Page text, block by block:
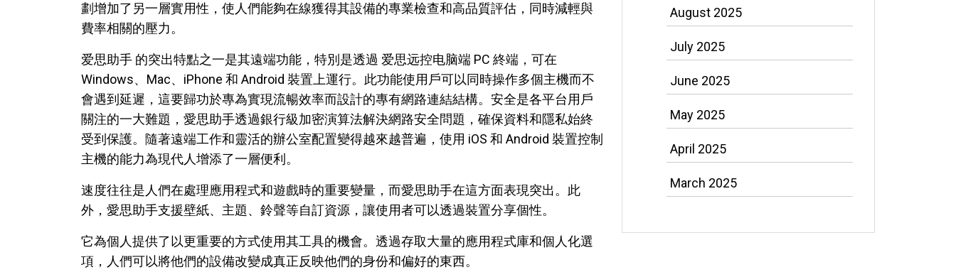
劃增加了另一層實用性，使人們能夠在線獲得其設備的專業檢查和高品質評估，同時減輕與
費率相關的壓力。
爱思助手 的突出特點之一是其遠端功能，特別是透過 爱思远控电脑端 PC 終端，可在
Windows、Mac、iPhone 和 Android 裝置上運行。此功能使用戶可以同時操作多個主機而不
會遇到延遲，這要歸功於專為實現流暢效率而設計的專有網路連結結構。安全是各平台用戶
關注的一大難題，愛思助手透過銀行級加密演算法解決網路安全問題，確保資料和隱私始終
受到保護。隨著遠端工作和靈活的辦公室配置變得越來越普遍，使用 iOS 和 Android 裝置控制
主機的能力為現代人增添了一層便利。
速度往往是人們在處理應用程式和遊戲時的重要變量，而愛思助手在這方面表現突出。此
外，愛思助手支援壁紙、主題、鈴聲等自訂資源，讓使用者可以透過裝置分享個性。
它為個人提供了以更重要的方式使用其工具的機會。透過存取大量的應用程式庫和個人化選
項，人們可以將他們的設備改變成真正反映他們的身份和偏好的東西。
August 2025
July 2025
June 2025
May 2025
April 2025
March 2025